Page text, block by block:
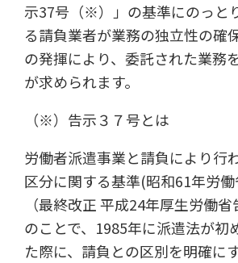
示37号（※）」の基準にのっと
る請負業者が業務の独立性の確
の発揮により、委託された業務
が求められます。
（※）告示３７号とは
労働者派遣事業と請負により行
区分に関する基準(昭和61年労
（最終改正 平成24年厚生労働省
のことで、1985年に派遣法が初
た際に、請負との区別を明確に